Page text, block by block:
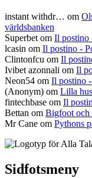
instant withdr… om
världsbanken
Superbet om Il postino
lcasin om Il postino -
Clintonfcu om Il
Ivibet azonnali om Il
Neon54 om Il postino
(Anonym) om Lilla
fintechbase om Il
Bettan om Bigfoot och
Mr Cane om Pythons
Sidfotsmeny